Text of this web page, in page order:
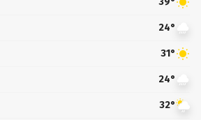
24°
31°
24°
32°